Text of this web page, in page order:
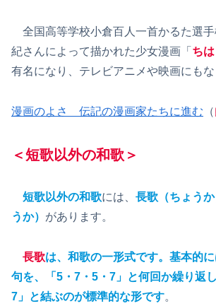
全国高等学校小倉百人一首かるた選
紀さんによって描かれた少女漫画「 ち
有名になり、テレビアニメや映画にもな
漫画のよさ 伝記の漫画家たちに進む （
＜短歌以外の和歌＞
短歌以外の和歌には、 長歌（ちょうか
うか） があります。
長歌は、 和歌の一形式です。基本的
句を、「5・7・5・7」と何回か繰り返
7」と結ぶのが標準的な形です。